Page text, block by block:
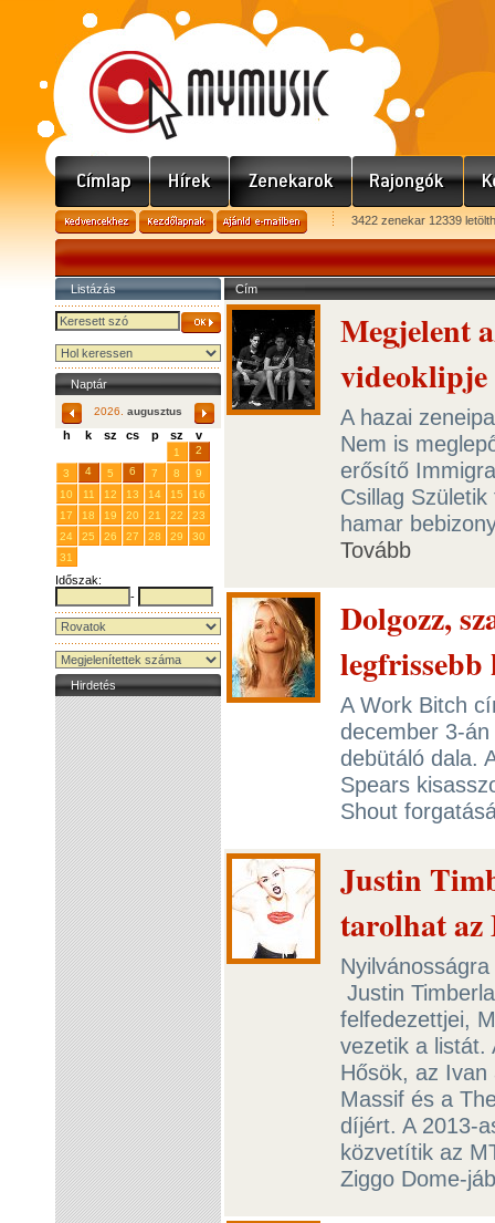
3422 zenekar 12339
Listázás
Naptár
2026. augusztus
h k sz cs p sz v
1
2
3
4 5 6 7 8
9
10
11 12 13 14 15
16
17
18 19 20 21 22
23
24
25 26 27 28 29
30
31
Időszak:
-
Hirdetés
Cím
Megjelent
videoklipje
A hazai
Nem is
erősítő
Csillag
hamar
Tovább
Dolgozz,
A Work Bitch
december 3-
debütáló dala.
Spears
Shout
Justin
tarolhat
Justin
felfedezettjei,
vezetik a listát.
Hősök, az
Massif és a
díjért. A 2013-
közvetítik az
Ziggo Dome-